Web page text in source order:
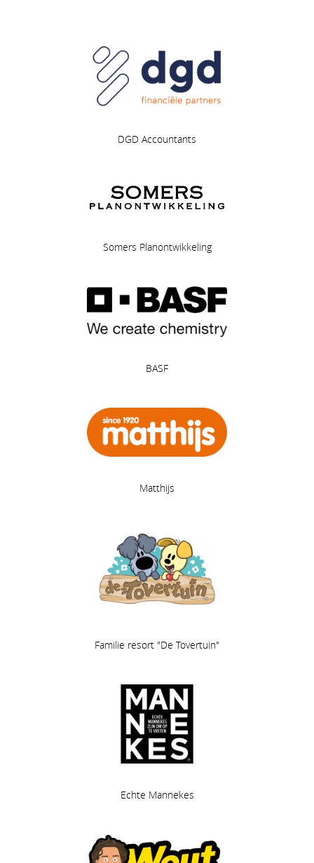
DGD Accountants
Somers Planontwikkeling
BASF
Matthijs
Familie resort "De Tovertuin"
Echte Mannekes